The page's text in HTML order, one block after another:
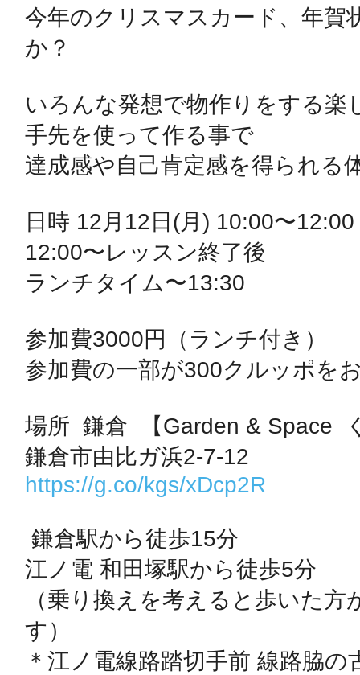
今年のクリスマスカード、年賀
か？
いろんな発想で物作りをする楽
手先を使って作る事で
達成感や自己肯定感を得られる
日時 12月12日(月) 10:00〜12:00
12:00〜レッスン終了後
ランチタイム〜13:30
参加費3000円（ランチ付き）
参加費の一部が300クルッポを
場所  鎌倉  【Garden & Space
https://g.co/kgs/xDcp2R
鎌倉駅から徒歩15分
江ノ電 和田塚駅から徒歩5分
（乗り換えを考えると歩いた
す）
＊江ノ電線路踏切手前 線路脇の
日置
シモキ
八尾